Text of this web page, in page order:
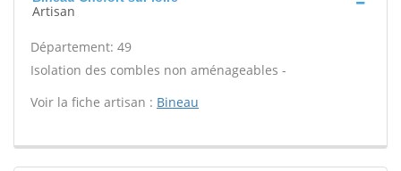
Artisan
Département: 49
Isolation des combles non aménageables -
Voir la fiche artisan : Bineau